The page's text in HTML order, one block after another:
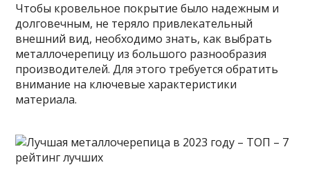
Чтобы кровельное покрытие было надежным и
долговечным, не теряло привлекательный
внешний вид, необходимо знать, как выбрать
металлочерепицу из большого разнообразия
производителей. Для этого требуется обратить
внимание на ключевые характеристики
материала.